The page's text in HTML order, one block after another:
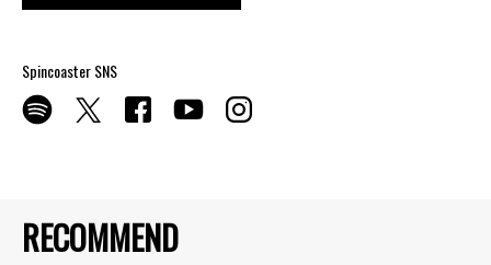
RECOMMEND
Spincoaster SNS